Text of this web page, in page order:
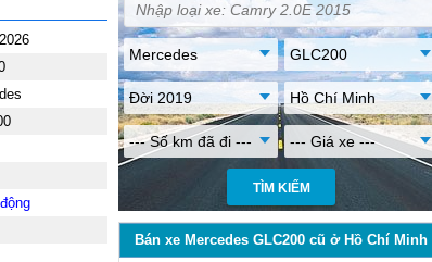
Mercedes GLC200
Đời 2019 Hồ Chí Minh
--- Số km đã đi --- --- Giá xe ---
Bán xe Mercedes GLC200 cũ ở Hồ Chí Minh